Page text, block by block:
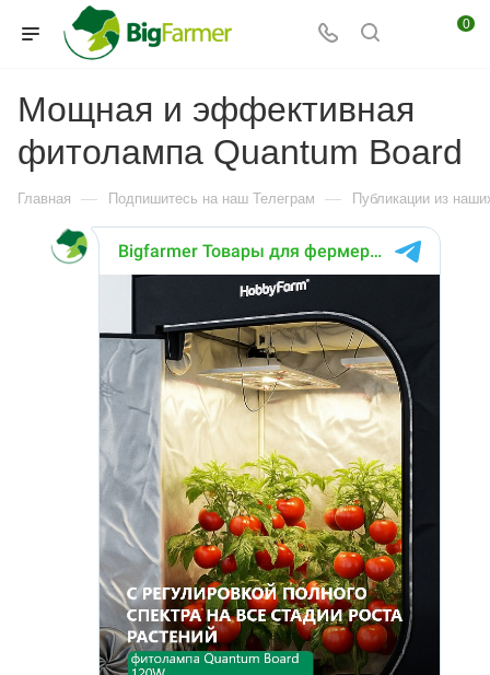
0
Мощная и эффективная
фитолампа Quantum Board
Главная — Подпишитесь на наш Телеграм — Публикации из